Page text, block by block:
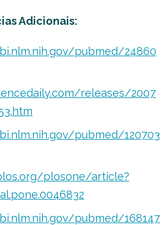
Adicionais:
pubmed/24860
releases/2007
pubmed/120703
plosone/article?
pubmed/168147